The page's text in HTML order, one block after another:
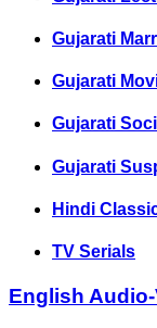
Gujarati
Gujarati
Gujarati
Gujarati
Hindi
TV Serials
English